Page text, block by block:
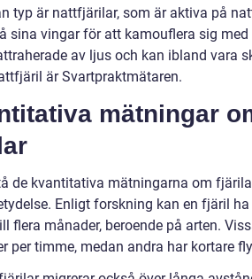
typ är nattfjärilar, som är aktiva på
sina vingar för att kamouflera sig
av ljus och kan ibland vara
är Svartpraktmätaren.
mätningar
de kvantitativa mätningarna om
Enligt forskning kan en fjäril
flera månader, beroende på arten.
per timme, medan andra har kortare